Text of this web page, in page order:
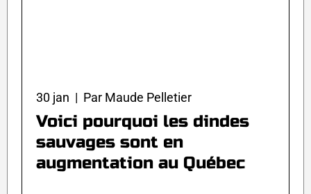
30 jan | Par Maude Pelletier
Voici pourquoi les dindes
sauvages sont en
augmentation au Québec